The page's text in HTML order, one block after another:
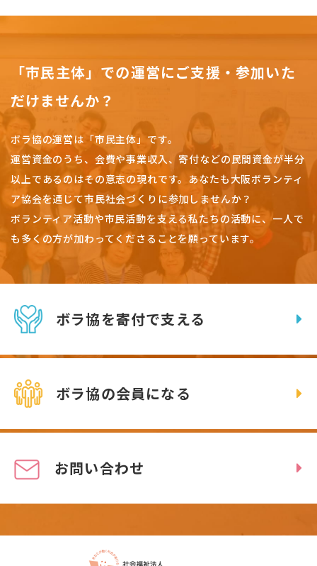
「市民主体」での運営にご支援・参加いた
だけませんか？
ボラ協の運営は「市民主体」です。
運営資金のうち、会費や事業収入、寄付などの民間資金が半分
以上であるのはその意志の現れです。 あなたも大阪ボランティ
ア協会を通じて市民社会づくりに参加しませんか？
ボランティア活動や市民活動を支える私たちの活動に、一人で
も多くの方が加わってくださることを願っています。
ボラ協を寄付で支える
ボラ協の会員になる
お問い合わせ